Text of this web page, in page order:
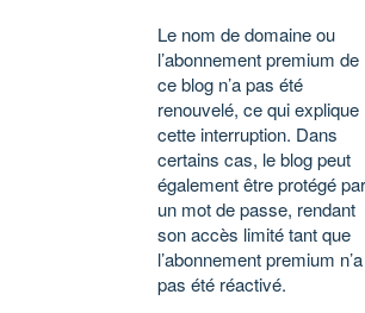
Le nom de domaine ou
l’abonnement premium de
ce blog n’a pas été
renouvelé, ce qui explique
cette interruption. Dans
certains cas, le blog peut
également être protégé par
un mot de passe, rendant
son accès limité tant que
l’abonnement premium n’a
pas été réactivé.